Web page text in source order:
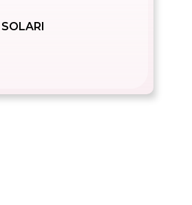
SOLARI